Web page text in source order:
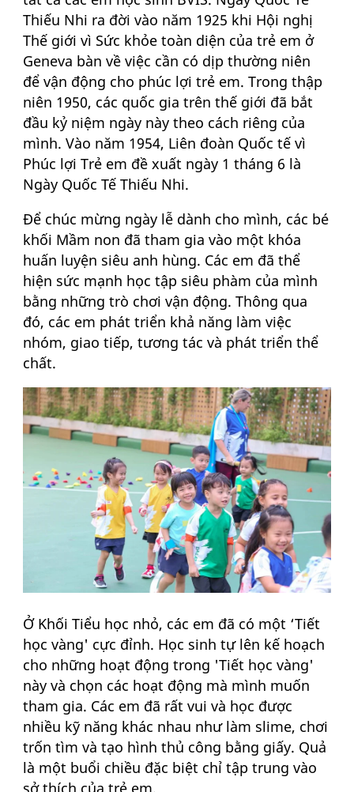
Thiếu Nhi ra đời vào năm 1925 khi Hội nghị
Thế giới vì Sức khỏe toàn diện của trẻ em ở
Geneva bàn về việc cần có dịp thường niên
để vận động cho phúc lợi trẻ em. Trong thập
niên 1950, các quốc gia trên thế giới đã bắt
đầu kỷ niệm ngày này theo cách riêng của
mình. Vào năm 1954, Liên đoàn Quốc tế vì
Phúc lợi Trẻ em đề xuất ngày 1 tháng 6 là
Ngày Quốc Tế Thiếu Nhi.
Để chúc mừng ngày lễ dành cho mình, các bé
khối Mầm non đã tham gia vào một khóa
huấn luyện siêu anh hùng. Các em đã thể
hiện sức mạnh học tập siêu phàm của mình
bằng những trò chơi vận động. Thông qua
đó, các em phát triển khả năng làm việc
nhóm, giao tiếp, tương tác và phát triển thể
chất.
Ở Khối Tiểu học nhỏ, các em đã có một ‘Tiết
học vàng' cực đỉnh. Học sinh tự lên kế hoạch
cho những hoạt động trong 'Tiết học vàng'
này và chọn các hoạt động mà mình muốn
tham gia. Các em đã rất vui và học được
nhiều kỹ năng khác nhau như làm slime, chơi
trốn tìm và tạo hình thủ công bằng giấy. Quả
là một buổi chiều đặc biệt chỉ tập trung vào
sở thích của trẻ em.